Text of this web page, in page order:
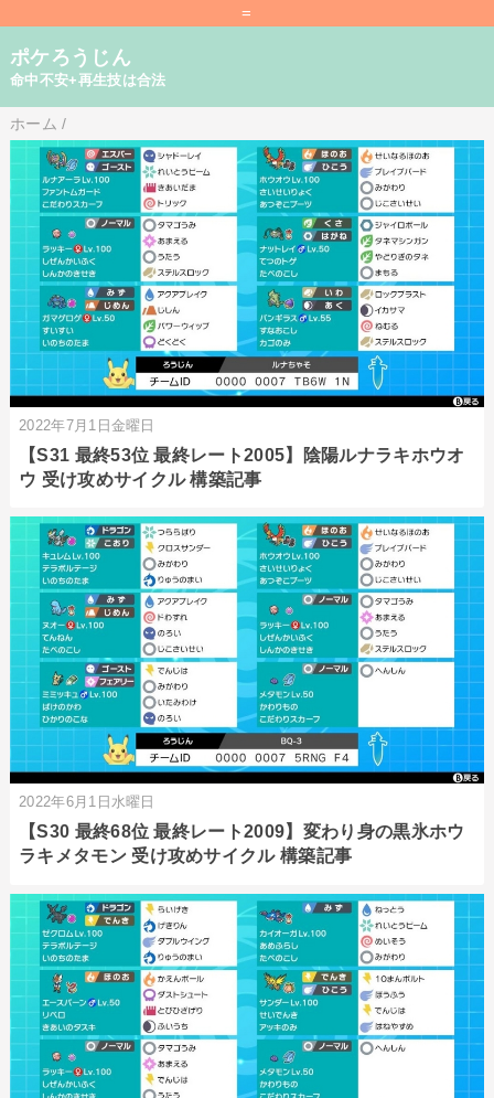
=
ポケろうじん
命中不安+再生技は合法
ホーム /
2022年7月1日金曜日
【S31 最終53位 最終レート2005】陰陽ルナラキホウオ
ウ 受け攻めサイクル 構築記事
2022年6月1日水曜日
【S30 最終68位 最終レート2009】変わり身の黒氷ホウ
ラキメタモン 受け攻めサイクル 構築記事